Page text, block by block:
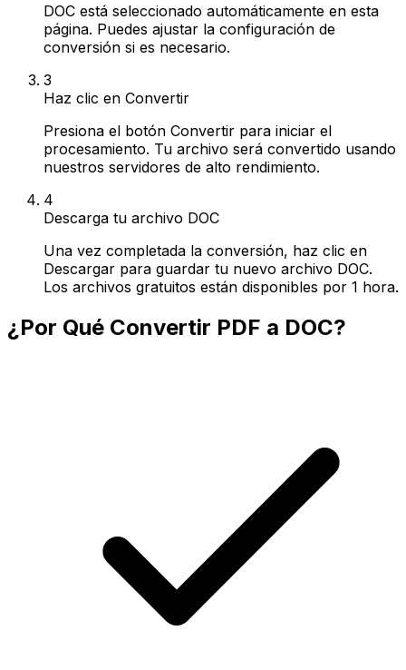
DOC está seleccionado automáticamente en esta
página. Puedes ajustar la configuración de
conversión si es necesario.
3
Haz clic en Convertir
Presiona el botón Convertir para iniciar el
procesamiento. Tu archivo será convertido usando
nuestros servidores de alto rendimiento.
4
Descarga tu archivo DOC
Una vez completada la conversión, haz clic en
Descargar para guardar tu nuevo archivo DOC.
Los archivos gratuitos están disponibles por 1 hora.
¿Por Qué Convertir PDF a DOC?